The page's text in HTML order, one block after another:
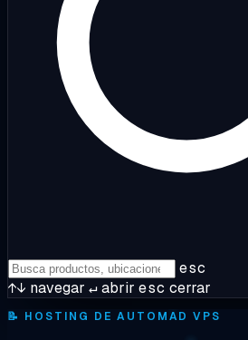
esc
↑↓ navegar ↵abrir esc cerrar
📝 HOSTING DE AUTOMAD VPS